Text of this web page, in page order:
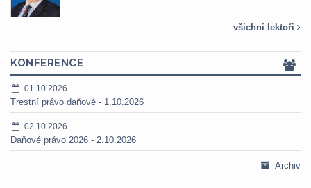
všichni lektoři
KONFERENCE
01.10.2026
Trestní právo daňové - 1.10.2026
02.10.2026
Daňové právo 2026 - 2.10.2026
Archiv